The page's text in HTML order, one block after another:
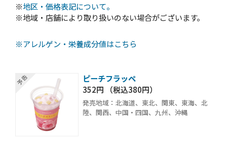
※地区・価格表記について。
※地域・店舗により取り扱いのない場合がございます。
※アレルゲン・栄養成分値はこちら
ピーチフラッペ
352円 （税込380円）
発売地域：北海道、東北、関東、東海、北
陸、関西、中国・四国、九州、沖縄